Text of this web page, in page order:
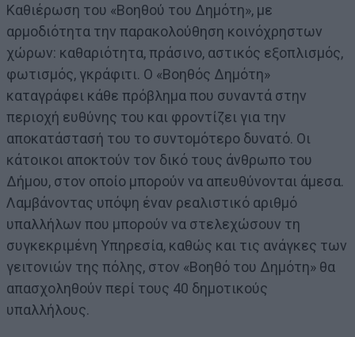
Καθιέρωση του «Βοηθού του Δημότη», με
αρμοδιότητα την παρακολούθηση κοινόχρηστων
χώρων: καθαριότητα, πράσινο, αστικός εξοπλισμός,
φωτισμός, γκράφιτι. Ο «Βοηθός Δημότη»
καταγράφει κάθε πρόβλημα που συναντά στην
περιοχή ευθύνης του και φροντίζει για την
αποκατάστασή του το συντομότερο δυνατό. Οι
κάτοικοι αποκτούν τον δικό τους άνθρωπο του
Δήμου, στον οποίο μπορούν να απευθύνονται άμεσα.
Λαμβάνοντας υπόψη έναν ρεαλιστικό αριθμό
υπαλλήλων που μπορούν να στελεχώσουν τη
συγκεκριμένη Υπηρεσία, καθώς και τις ανάγκες των
γειτονιών της πόλης, στον «Βοηθό του Δημότη» θα
απασχοληθούν περί τους 40 δημοτικούς
υπαλλήλους.